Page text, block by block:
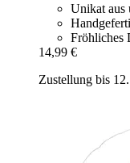
Unikat aus
Fröhliches
14,99 €
Zustellung bis